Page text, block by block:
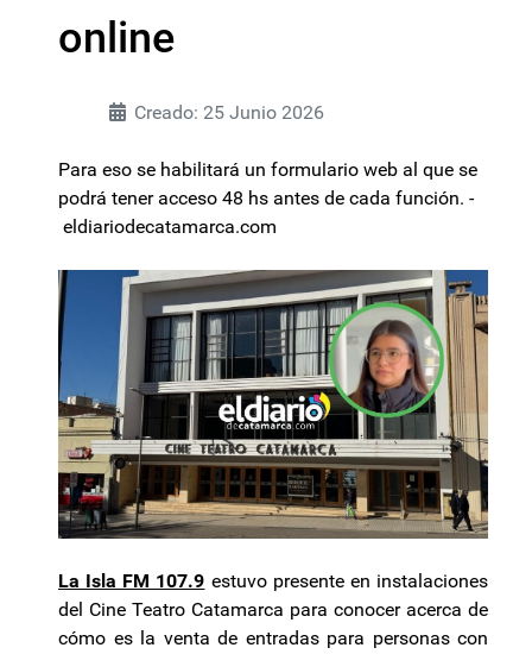
online
Creado: 25 Junio 2026
Para eso se habilitará un formulario web al que se
podrá tener acceso 48 hs antes de cada función. -
eldiariodecatamarca.com
La Isla FM 107.9 estuvo presente en instalaciones
del Cine Teatro Catamarca para conocer acerca de
cómo es la venta de entradas para personas con